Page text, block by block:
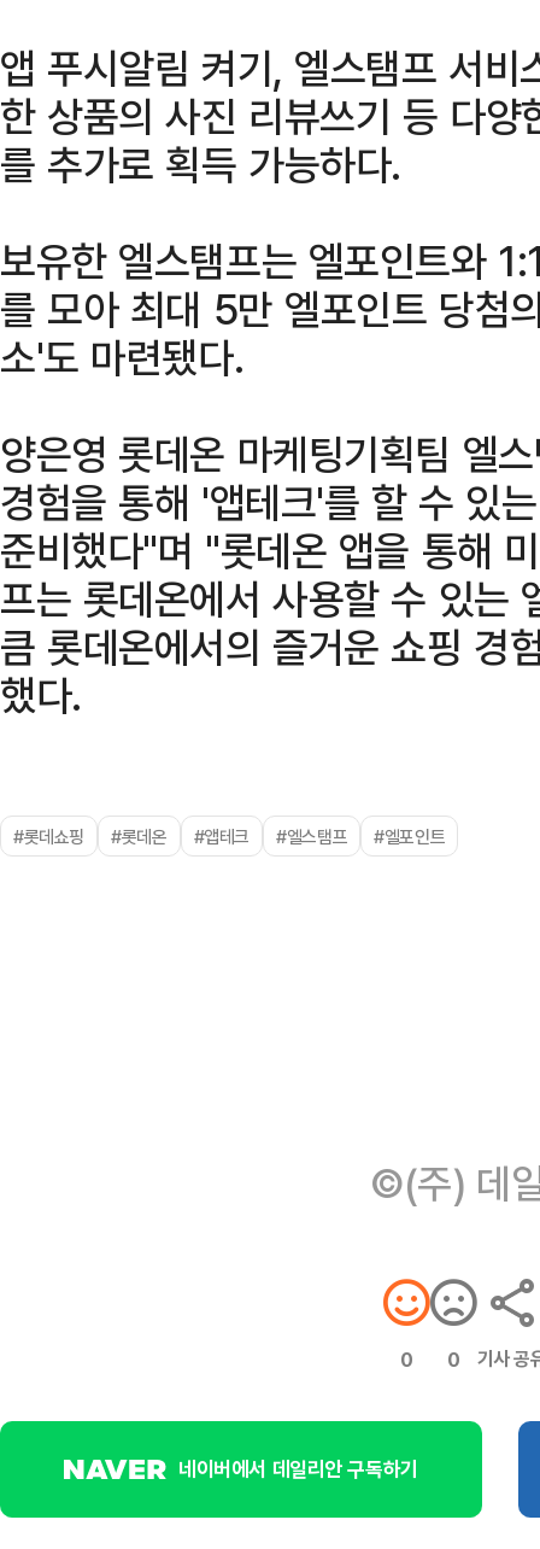
앱 푸시알림 켜기, 엘스탬프 서
한 상품의 사진 리뷰쓰기 등 다
를 추가로 획득 가능하다.
보유한 엘스탬프는 엘포인트와
를 모아 최대 5만 엘포인트 당첨
소'도 마련됐다.
양은영 롯데온 마케팅기획팀 엘
경험을 통해 '앱테크'를 할 수 있
준비했다"며 "롯데온 앱을 통해
프는 롯데온에서 사용할 수 있는
큼 롯데온에서의 즐거운 쇼핑 경
했다.
#롯데쇼핑 #롯데온 #앱테크 #엘스탬프 #엘포인트
©(주) 데
0 0 기사 공
네이버에서 데일리안 구독하기